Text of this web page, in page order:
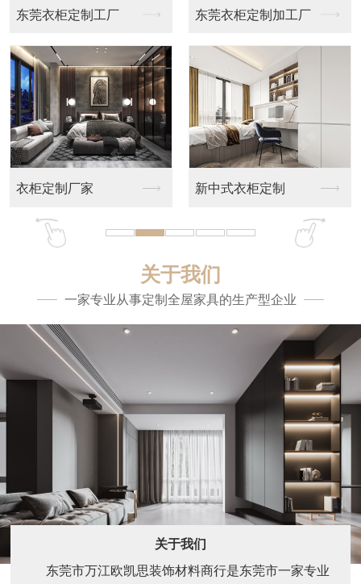
东莞衣柜定制工厂 东莞衣柜定制加工厂
衣柜定制厂家 新中式衣柜定制
关于我们
一家专业从事定制全屋家具的生产型企业
关于我们
东莞市万江欧凯思装饰材料商行是东莞市一家专业